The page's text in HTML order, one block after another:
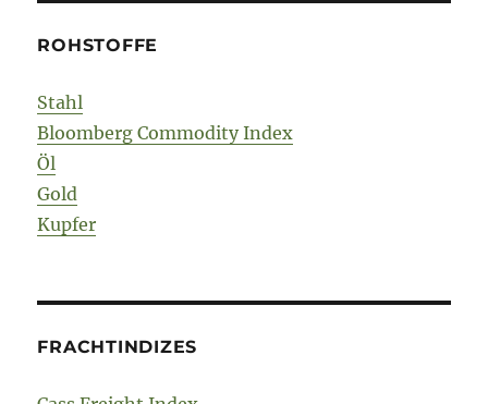
ROHSTOFFE
Stahl
Bloomberg Commodity Index
Öl
Gold
Kupfer
FRACHTINDIZES